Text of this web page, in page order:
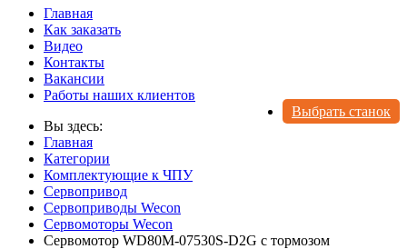
Главная
Как заказать
Видео
Контакты
Вакансии
Работы наших клиентов
Выбрать станок
Вы здесь:
Главная
Категории
Комплектующие к ЧПУ
Сервопривод
Сервоприводы Wecon
Сервомоторы Wecon
Сервомотор WD80M-07530S-D2G с тормозом